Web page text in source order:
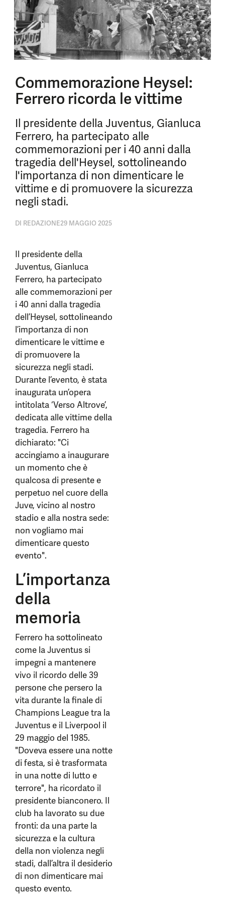
Commemorazione Heysel:
Ferrero ricorda le vittime
Il presidente della Juventus, Gianluca
Ferrero, ha partecipato alle
commemorazioni per i 40 anni dalla
tragedia dell'Heysel, sottolineando
l'importanza di non dimenticare le
vittime e di promuovere la sicurezza
negli stadi.
DI REDAZIONE29 MAGGIO 2025
Il presidente della
Juventus, Gianluca
Ferrero, ha partecipato
alle commemorazioni per
i 40 anni dalla tragedia
dell’Heysel, sottolineando
l’importanza di non
dimenticare le vittime e
di promuovere la
sicurezza negli stadi.
Durante l’evento, è stata
inaugurata un’opera
intitolata ‘Verso Altrove’,
dedicata alle vittime della
tragedia. Ferrero ha
dichiarato: "Ci
accingiamo a inaugurare
un momento che è
qualcosa di presente e
perpetuo nel cuore della
Juve, vicino al nostro
stadio e alla nostra sede:
non vogliamo mai
dimenticare questo
evento".
L’importanza
della
memoria
Ferrero ha sottolineato
come la Juventus si
impegni a mantenere
vivo il ricordo delle 39
persone che persero la
vita durante la finale di
Champions League tra la
Juventus e il Liverpool il
29 maggio del 1985.
"Doveva essere una notte
di festa, si è trasformata
in una notte di lutto e
terrore", ha ricordato il
presidente bianconero. Il
club ha lavorato su due
fronti: da una parte la
sicurezza e la cultura
della non violenza negli
stadi, dall’altra il desiderio
di non dimenticare mai
questo evento.